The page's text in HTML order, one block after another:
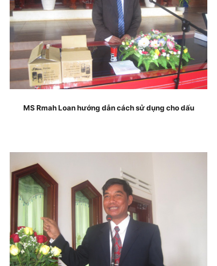
MS Rmah Loan hướng dẫn cách sử dụng cho dấu